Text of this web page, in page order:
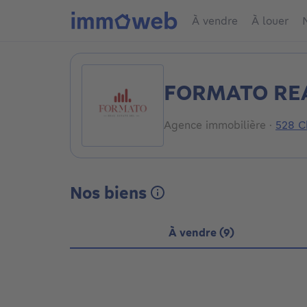
À vendre À louer
FORMATO
Agence immobilière · 528
Nos biens
À vendre (9)